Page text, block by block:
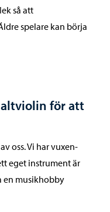
så att
spelare kan börja
för att
oss. Vi har vuxen-
eget instrument är
en musikhobby